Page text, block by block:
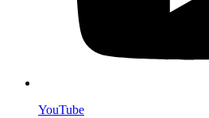
YouTube